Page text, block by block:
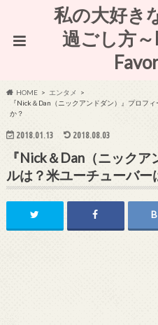
私の大好き
過ごし方～
HOME
エンタメ
『Nick＆Dan（ニックアンドダン）』プロフ
か？
2018.01.13 2018.08.03
『Nick＆Dan（ニック
ルは？米ユーチューバー